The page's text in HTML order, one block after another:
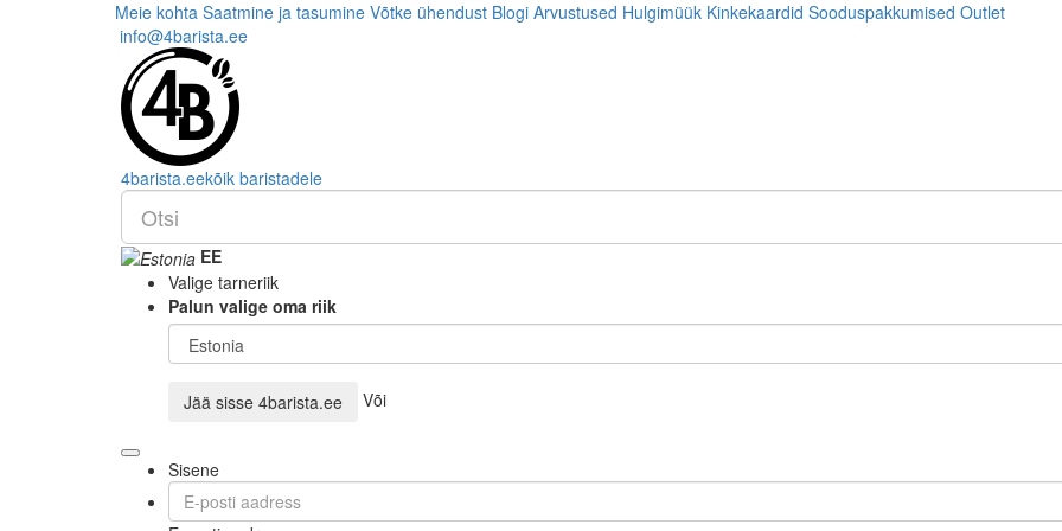
Meie kohta Saatmine ja tasumine Võtke ühendust Blogi Arvustused Hulgimüük Kinkekaardid Sooduspakkumised Outlet
info@4barista.ee
4barista.eekõik baristadele
EE
Valige tarneriik
Palun valige oma riik
Jää sisse 4barista.ee Või
Sisene